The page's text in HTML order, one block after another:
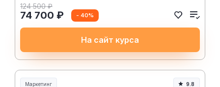
124 500 ₽
74 700 ₽ - 40%
На сайт курса
Маркетинг 9.8